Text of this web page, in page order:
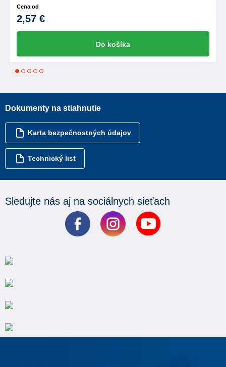
Cena od
2,57 €
Do košíka
1 2 3 4
Dokumenty na stiahnutie
Karta bezpečnostných údajov
Technický list
Sledujte nás aj na sociálnych sieťach